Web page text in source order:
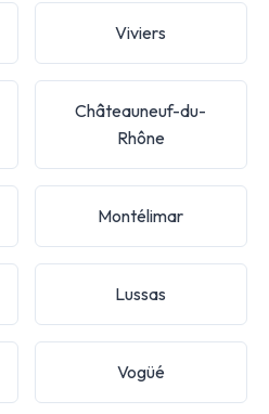
Viviers
Châteauneuf-du-
Rhône
Montélimar
Lussas
Vogüé